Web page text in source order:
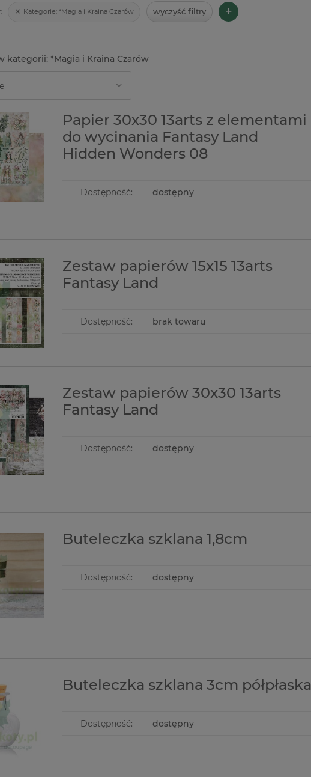
3szt.
Kaboszon epoxy samoprzylepny
6,90 zł
do koszyka
Kategorie: *Magia i Kraina Czarów wyczyść filtry +
*Magia i Kraina Czarów
Papier 30x30 13arts z elementami
do wycinania Fantasy Land
Hidden Wonders 08
Dostępność: dostępny
Zestaw papierów 15x15 13arts
Fantasy Land
Dostępność: brak towaru
Zestaw papierów 30x30 13arts
Fantasy Land
Dostępność: dostępny
Buteleczka szklana 1,8cm
Dostępność: dostępny
Buteleczka szklana 3cm półpłaska
Dostępność: dostępny